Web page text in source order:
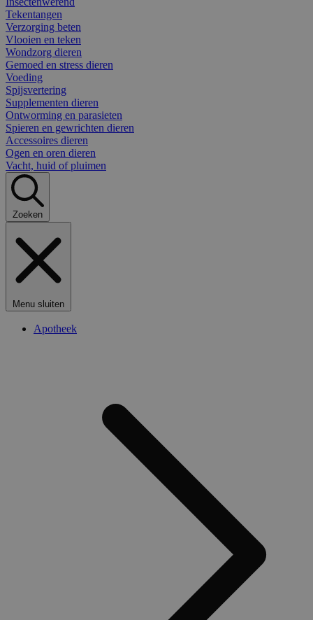
Tekentangen
Verzorging beten
Vlooien en teken
Wondzorg dieren
Gemoed en stress dieren
Voeding
Spijsvertering
Supplementen dieren
Ontworming en parasieten
Spieren en gewrichten dieren
Accessoires dieren
Ogen en oren dieren
Vacht, huid of pluimen
Zoeken
Menu sluiten
Apotheek